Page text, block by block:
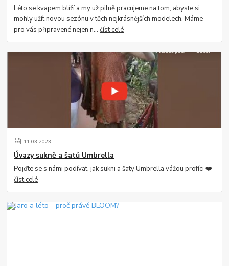
Léto se kvapem blíží a my už pilně pracujeme na tom, abyste si
mohly užít novou sezónu v těch nejkrásnějších modelech. Máme
pro vás připravené nejen n...číst celé
11.03.2023
Úvazy sukně a šatů Umbrella
Pojďte se s námi podívat, jak sukni a šaty Umbrella vážou profíci ❤️
číst celé